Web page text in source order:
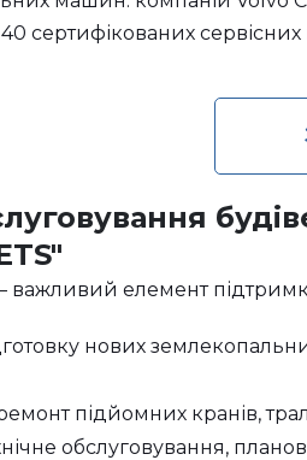
сертифікованих
важливий елемент підтримки
нових
підйомних кранів,
обслуговування,